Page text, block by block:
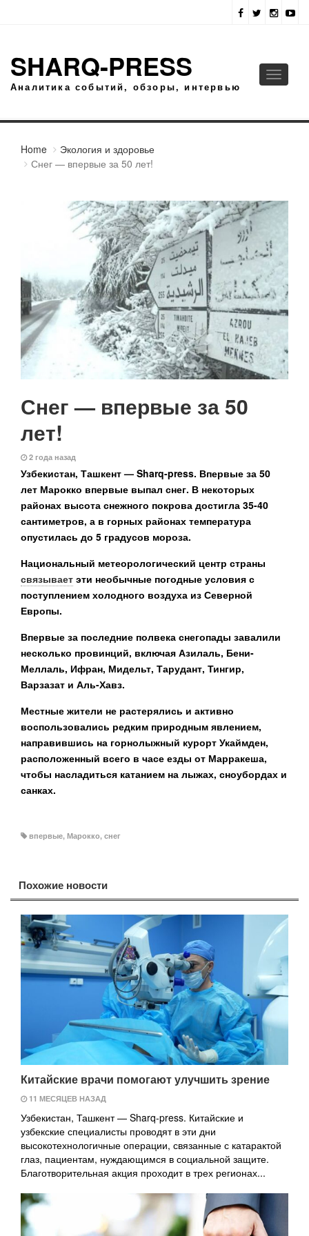
SHARQ-PRESS
Аналитика событий, обзоры, интервью
Toggle
Home
Экология и здоровье
Снег — впервые за 50 лет!
Снег — впервые за 50
лет!
2 года назад
Узбекистан, Ташкент — Sharq-press. Впервые за 50
лет Марокко впервые выпал снег. В некоторых
районах высота снежного покрова достигла 35-40
сантиметров, а в горных районах температура
опустилась до 5 градусов мороза.
Национальный метеорологический центр страны
связывает эти необычные погодные условия с
поступлением холодного воздуха из Северной
Европы.
Впервые за последние полвека снегопады завалили
несколько провинций, включая Азилаль, Бени-
Меллаль, Ифран, Мидельт, Тарудант, Тингир,
Варзазат и Аль-Хавз.
Местные жители не растерялись и активно
воспользовались редким природным явлением,
направившись на горнолыжный курорт Укаймден,
расположенный всего в часе езды от Марракеша,
чтобы насладиться катанием на лыжах, сноубордах и
санках.
впервые, Марокко, снег
Похожие новости
Китайские врачи помогают улучшить зрение
11 МЕСЯЦЕВ НАЗАД
Узбекистан, Ташкент — Sharq-press. Китайские и
узбекские специалисты проводят в эти дни
высокотехнологичные операции, связанные с катарактой
глаз, пациентам, нуждающимся в социальной защите.
Благотворительная акция проходит в трех регионах...